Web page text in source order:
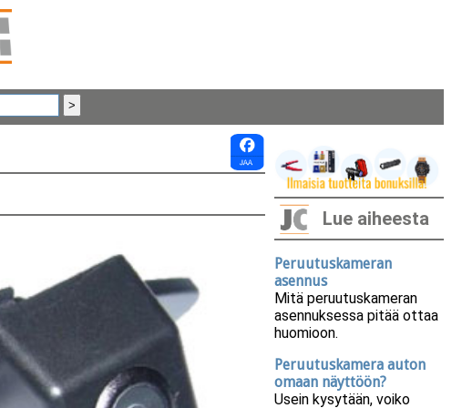
Lue aiheesta
Peruutuskameran
asennus
Mitä peruutuskameran
asennuksessa pitää ottaa
huomioon.
Peruutuskamera auton
omaan näyttöön?
Usein kysytään, voiko